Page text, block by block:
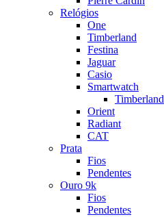
Relógios
One
Timberland
Festina
Jaguar
Casio
Smartwatch
Timberland
Orient
Radiant
CAT
Prata
Fios
Pendentes
Ouro 9k
Fios
Pendentes